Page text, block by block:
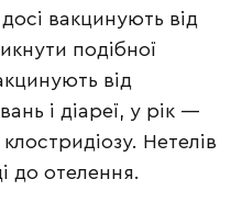
вакцинують від
подібної
від
і діареї, у рік —
Нетелів
до отелення.